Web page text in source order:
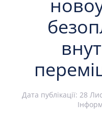
Дата публікації: 28